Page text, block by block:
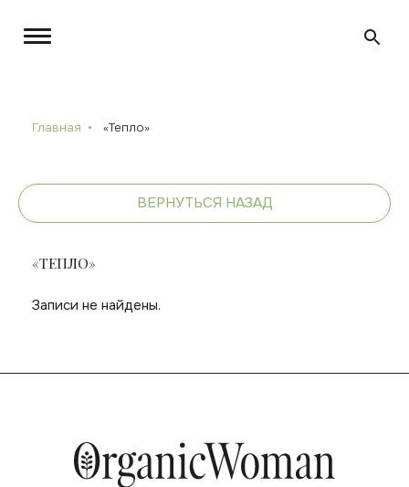
Главная «Тепло»
ВЕРНУТЬСЯ НАЗАД
«ТЕПЛО»
Записи не найдены.